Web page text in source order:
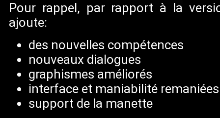
Pour rappel, par rapport à la
ajoute:
des nouvelles compétences
nouveaux dialogues
graphismes améliorés
interface et maniabilité remaniées
support de la manette